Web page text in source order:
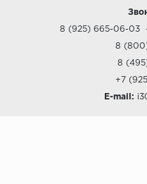
8 (925) 665-06-03
8
8
+7
E-mail: